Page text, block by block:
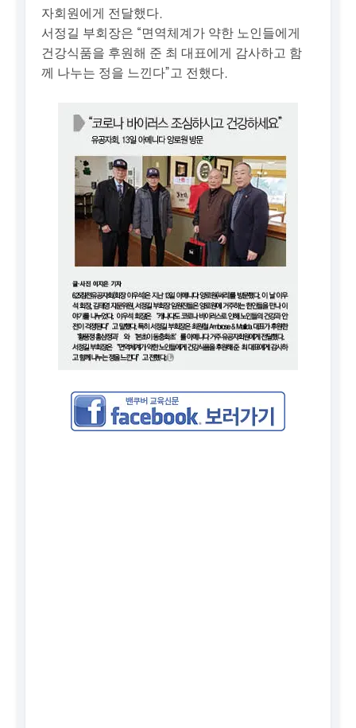
자회원에게 전달했다.
서정길 부회장은 “면역체계가 약한 노인들에게
건강식품을 후원해 준 최 대표에게 감사하고 함
께 나누는 정을 느낀다”고 전했다.